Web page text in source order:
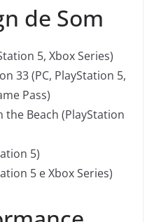
de Som
5, Xbox Series)
33 (PC, PlayStation 5,
Pass)
the Beach (PlayStation
5)
5 e Xbox Series)